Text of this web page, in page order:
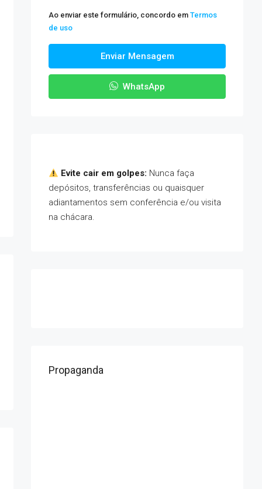
Ao enviar este formulário, concordo em Termos
de uso
Enviar Mensagem
WhatsApp
Evite cair em golpes: Nunca faça
depósitos, transferências ou quaisquer
adiantamentos sem conferência e/ou visita
na chácara.
Propaganda